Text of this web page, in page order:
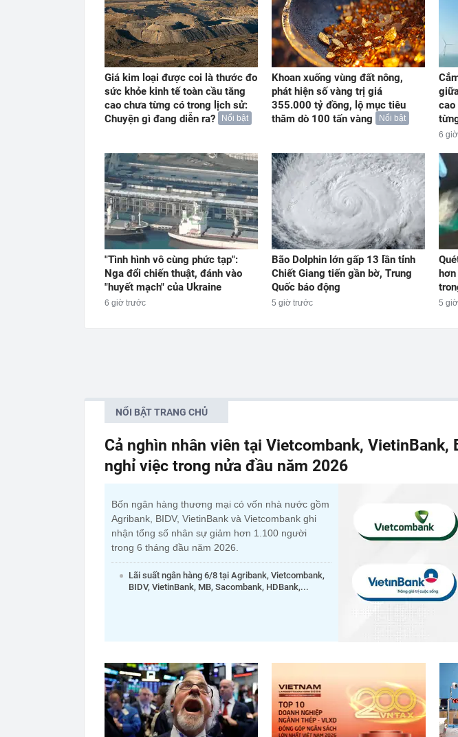
Giá kim loại được coi là thước đo
sức khỏe kinh tế toàn cầu tăng
cao chưa từng có trong lịch sử:
Chuyện gì đang diễn ra?
Nổi bật
Khoan xuống vùng đất nông,
phát hiện số vàng trị giá
355.000 tỷ đồng, lộ mục tiêu
thăm dò 100 tấn vàng
Nổi bật
cao
6
"Tình hình vô cùng phức tạp":
Nga đổi chiến thuật, đánh vào
"huyết mạch" của Ukraine
6 giờ trước
Bão Dolphin lớn gấp 13 lần tỉnh
Chiết Giang tiến gần bờ, Trung
Quốc báo động
5 giờ trước 5
NỔI BẬT TRANG CHỦ
Cả nghìn nhân viên tại Vietcombank, VietinBank,
nghỉ việc trong nửa đầu năm 2026
Bốn ngân hàng thương mại có vốn nhà nước gồm
Agribank, BIDV, VietinBank và Vietcombank ghi
nhận tổng số nhân sự giảm hơn 1.100 người
trong 6 tháng đầu năm 2026.
Lãi suất ngân hàng 6/8 tại Agribank, Vietcombank,
BIDV, VietinBank, MB, Sacombank, HDBank,...